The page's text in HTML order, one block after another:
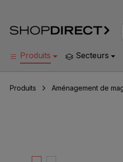
Produits Secteurs
Produits Aménagement de